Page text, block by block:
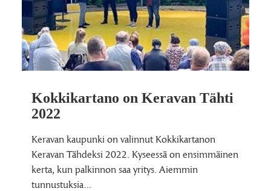
Kokki­kartano on Keravan Tähti
2022
Keravan kaupunki on valinnut Kokkikartanon
Keravan Tähdeksi 2022. Kyseessä on ensimmäinen
kerta, kun palkinnon saa yritys. Aiemmin
tunnustuksia…